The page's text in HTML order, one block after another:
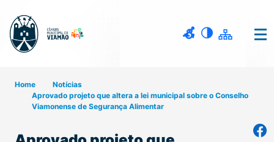
Home
Notícias
Aprovado projeto que altera a lei municipal sobre o Conselho
Viamonense de Segurança Alimentar